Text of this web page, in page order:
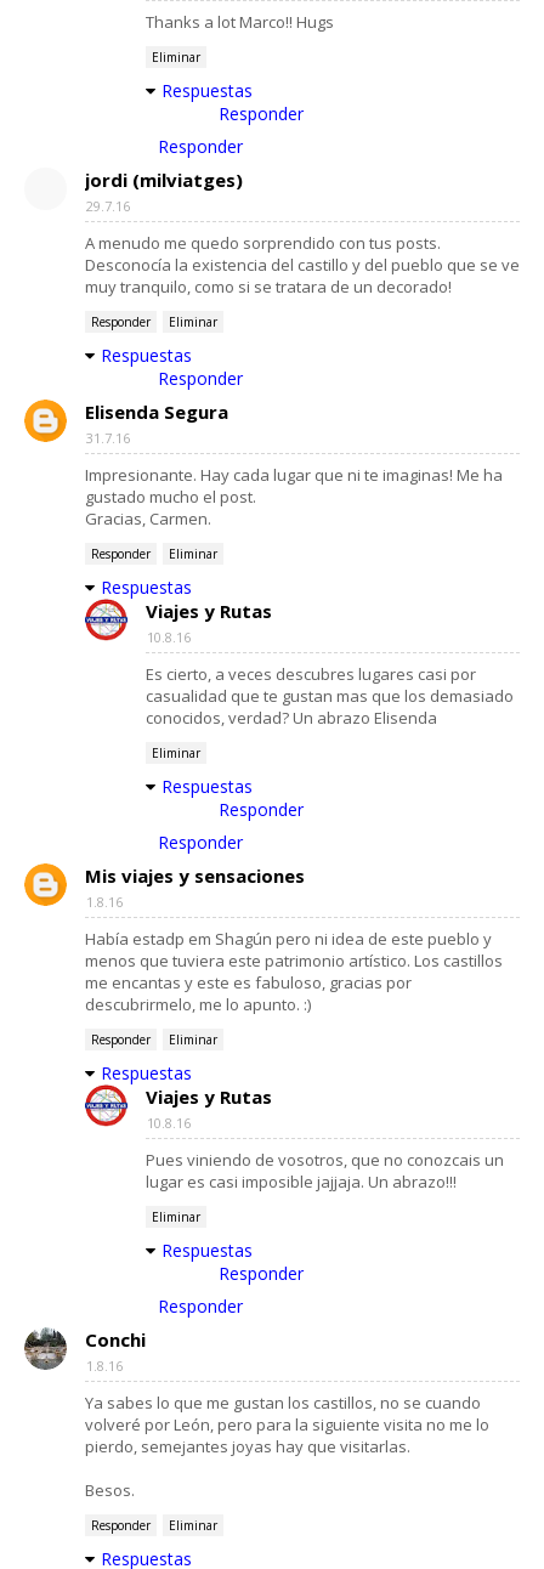
Thanks a lot Marco!! Hugs
Eliminar
Respuestas
Responder
Responder
jordi (milviatges)
29.7.16
A menudo me quedo sorprendido con tus posts.
Desconocía la existencia del castillo y del pueblo que se ve
muy tranquilo, como si se tratara de un decorado!
Responder Eliminar
Respuestas
Responder
Elisenda Segura
31.7.16
Impresionante. Hay cada lugar que ni te imaginas! Me ha
gustado mucho el post.
Gracias, Carmen.
Responder Eliminar
Respuestas
Viajes y Rutas
10.8.16
Es cierto, a veces descubres lugares casi por
casualidad que te gustan mas que los demasiado
conocidos, verdad? Un abrazo Elisenda
Eliminar
Respuestas
Responder
Responder
Mis viajes y sensaciones
1.8.16
Había estadp em Shagún pero ni idea de este pueblo y
menos que tuviera este patrimonio artístico. Los castillos
me encantas y este es fabuloso, gracias por
descubrirmelo, me lo apunto. :)
Responder Eliminar
Respuestas
Viajes y Rutas
10.8.16
Pues viniendo de vosotros, que no conozcais un
lugar es casi imposible jajjaja. Un abrazo!!!
Eliminar
Respuestas
Responder
Responder
Conchi
1.8.16
Ya sabes lo que me gustan los castillos, no se cuando
volveré por León, pero para la siguiente visita no me lo
pierdo, semejantes joyas hay que visitarlas.
Besos.
Responder Eliminar
Respuestas